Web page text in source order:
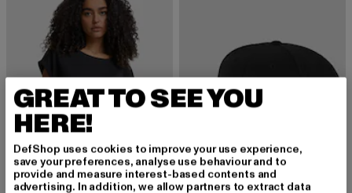
GREAT TO SEE YOU
HERE!
DefShop uses cookies to improve your use experience,
save your preferences, analyse use behaviour and to
provide and measure interest-based contents and
advertising. In addition, we allow partners to extract data